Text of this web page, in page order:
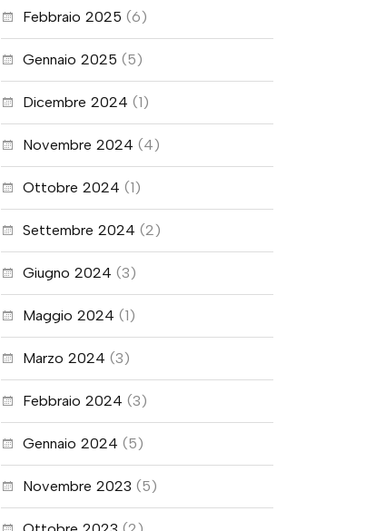
Febbraio 2025 (6)
Gennaio 2025 (5)
Dicembre 2024 (1)
Novembre 2024 (4)
Ottobre 2024 (1)
Settembre 2024 (2)
Giugno 2024 (3)
Maggio 2024 (1)
Marzo 2024 (3)
Febbraio 2024 (3)
Gennaio 2024 (5)
Novembre 2023 (5)